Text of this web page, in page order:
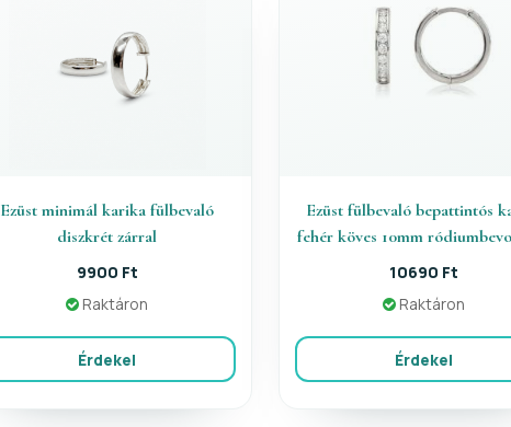
Ezüst minimál karika fülbevaló
diszkrét zárral
9900 Ft
Raktáron
Érdekel
Ezüst fülbevaló bepattintós
fehér köves 10mm
10690 Ft
Raktáron
Érdekel